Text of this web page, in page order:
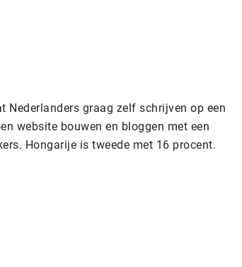
Nederlanders graag zelf schrijven op een
website bouwen en bloggen met een
Hongarije is tweede met 16 procent.